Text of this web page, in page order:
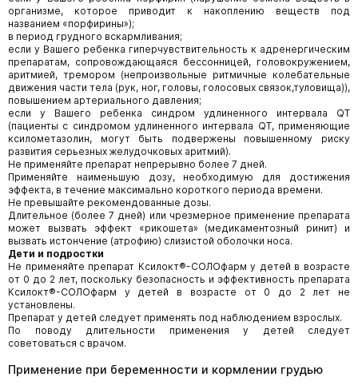
организме, которое приводит к накоплению веществ под
названием «порфирины»);
в период грудного вскармливания;
если у Вашего ребенка гиперчувствительность к адренергическим
препаратам, сопровождающаяся бессонницей, головокружением,
аритмией, тремором (непроизвольные ритмичные колебательные
движения части тела (рук, ног, головы, голосовых связок,туловища)),
повышением артериального давления;
если у Вашего ребенка синдром удлиненного интервала QT
(пациенты с синдромом удлиненного интервала QT, применяющие
ксилометазолин, могут быть подвержены повышенному риску
развития серьезных желудочковых аритмий).
Не применяйте препарат непрерывно более 7 дней.
Применяйте наименьшую дозу, необходимую для достижения
эффекта, в течение максимально короткого периода времени.
Не превышайте рекомендованные дозы.
Длительное (более 7 дней) или чрезмерное применение препарата
может вызвать эффект «рикошета» (медикаментозный ринит) и
вызвать истончение (атрофию) слизистой оболочки носа.
Дети и подростки
Не применяйте препарат Ксилокт®-СОЛОфарм у детей в возрасте
от 0 до 2 лет, поскольку безопасность и эффективность препарата
Ксилокт®-СОЛОфарм у детей в возрасте от 0 до 2 лет не
установлены.
Препарат у детей следует применять под наблюдением взрослых.
По поводу длительности применения у детей следует
советоваться с врачом.
Применение при беременности и кормлении грудью